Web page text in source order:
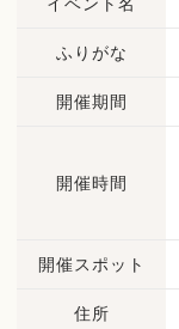
ふりがな
開催期間
開催時間
開催スポット
住所